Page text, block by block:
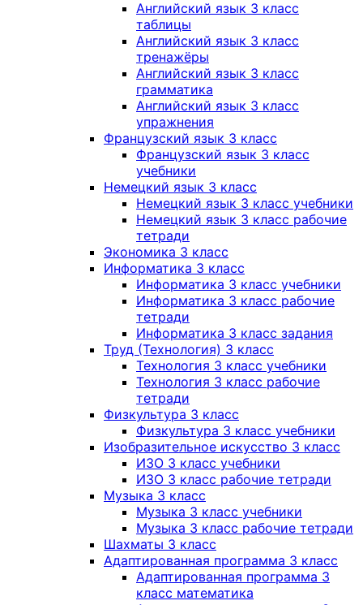
Английский язык 3 класс
таблицы
Английский язык 3 класс
тренажёры
Английский язык 3 класс
грамматика
Английский язык 3 класс
упражнения
Французский язык 3 класс
Французский язык 3 класс
учебники
Немецкий язык 3 класс
Немецкий язык 3 класс учебники
Немецкий язык 3 класс рабочие
тетради
Экономика 3 класс
Информатика 3 класс
Информатика 3 класс учебники
Информатика 3 класс рабочие
тетради
Информатика 3 класс задания
Труд (Технология) 3 класс
Технология 3 класс учебники
Технология 3 класс рабочие
тетради
Физкультура 3 класс
Физкультура 3 класс учебники
Изобразительное искусство 3 класс
ИЗО 3 класс учебники
ИЗО 3 класс рабочие тетради
Музыка 3 класс
Музыка 3 класс учебники
Музыка 3 класс рабочие тетради
Шахматы 3 класс
Адаптированная программа 3 класс
Адаптированная программа 3
класс математика